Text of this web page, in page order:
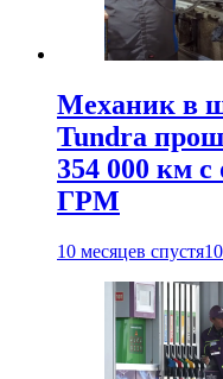
Механик в
Tundra
354 000 км
ГРМ
10 месяцев спустя